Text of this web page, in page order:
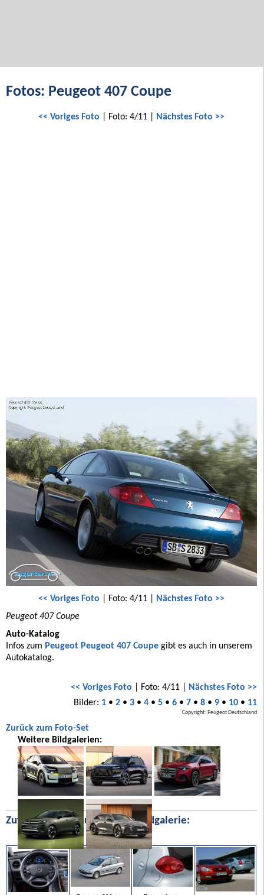
Fotos: Peugeot 407 Coupe
<< Voriges Foto | Foto: 4/11 | Nächstes Foto >>
<< Voriges Foto | Foto: 4/11 | Nächstes Foto >>
Peugeot 407 Coupe
Auto-Katalog
Infos zum Peugeot Peugeot 407 Coupe gibt es auch in unserem
Autokatalog.
<< Voriges Foto | Foto: 4/11 | Nächstes Foto >>
Bilder: 1• 2• 3• 4• 5• 6• 7• 8• 9• 10• 11
Copyright: Peugeot Deutschland
Zurück zum Foto-Set
Weitere Bildgalerien:
Zufällige Bilder aus unserer Bildgalerie: